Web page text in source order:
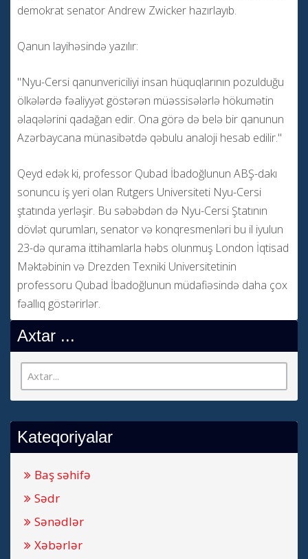
demokrat senator Andrew Zwicker hazırlayıb.
Qanun layihəsində yazılır:
"Nyu-Cersi qanunvericiliyi insan hüquqlarının pozulduğu
ölkələrdə fəaliyyət göstərən müəssisələrlə hökumətin
əlaqələrini qadağan edir. Ona görə də belə bir qanunun
Azərbaycana münasibətdə qəbulu analoji hesab edilir."
Qeyd edək ki, professor Qubad İbadoğlunun ABŞ-dakı
sonuncu iş yeri olan Rutgers Universiteti Nyu-Cersi
ştatında yerləşir. Bu səbəbdən də Nyu-Cersi Ştatının
dövlət qurumları, senator və konqresmenləri bu il iyulun
23-də qurama ittihamlarla həbs olunmuş London İqtisad
Məktəbinin və Drezden Texniki Universitetinin
professoru Qubad İbadoğlunun müdafiəsində daha çox
fəallıq göstərirlər.
Axtar ...
Kateqoriyalar
Baş səhifə
Sədr
Sənədlər
Xəbərlər